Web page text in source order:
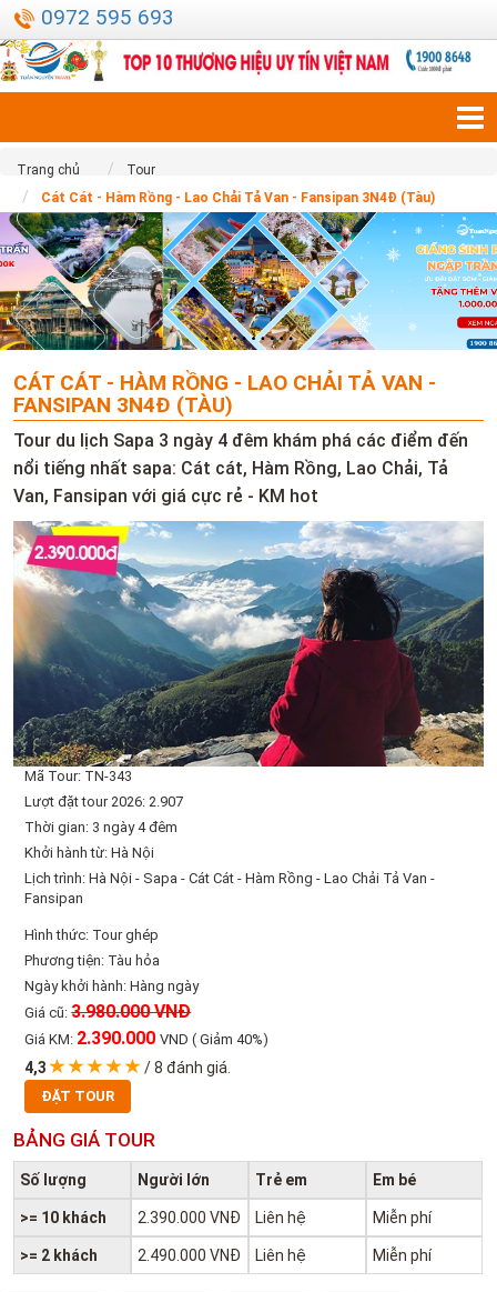
0972 595 693
Trang chủ
Tour
Cát Cát - Hàm Rồng - Lao Chải Tả Van - Fansipan 3N4Đ (Tàu)
CÁT CÁT - HÀM RỒNG - LAO CHẢI TẢ VAN -
FANSIPAN 3N4Đ (TÀU)
Tour du lịch Sapa 3 ngày 4 đêm khám phá các điểm đến
nổi tiếng nhất sapa: Cát cát, Hàm Rồng, Lao Chải, Tả
Van, Fansipan với giá cực rẻ - KM hot
Mã Tour: TN-343
Lượt đặt tour 2026: 2.907
Thời gian: 3 ngày 4 đêm
Khởi hành từ: Hà Nội
Lịch trình: Hà Nội - Sapa - Cát Cát - Hàm Rồng - Lao Chải Tả Van -
Fansipan
Hình thức: Tour ghép
Phương tiện: Tàu hỏa
Ngày khởi hành: Hàng ngày
Giá cũ:3.980.000 VNĐ
Giá KM: 2.390.000VND ( Giảm 40%)
4,3 /8 đánh giá.
ĐẶT TOUR
BẢNG GIÁ TOUR
Số lượng Người lớn Trẻ em Em bé
>= 10 khách 2.390.000 VNĐ Liên hệ Miễn phí
>= 2 khách 2.490.000 VNĐ Liên hệ Miễn phí